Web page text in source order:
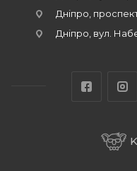
Дніпро,
Дніпро, вул.